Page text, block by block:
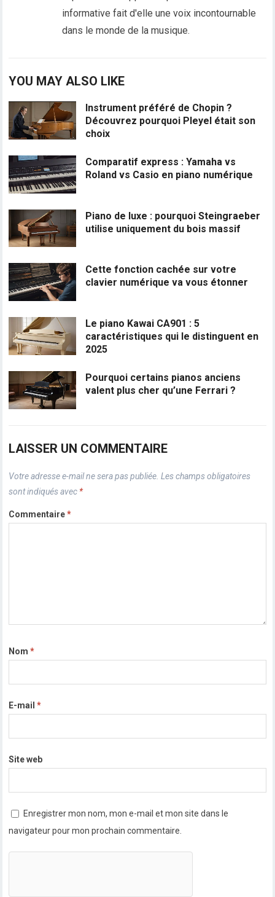
informative fait d'elle une voix incontournable
dans le monde de la musique.
YOU MAY ALSO LIKE
Instrument préféré de Chopin ?
Découvrez pourquoi Pleyel était son
choix
Comparatif express : Yamaha vs
Roland vs Casio en piano numérique
Piano de luxe : pourquoi Steingraeber
utilise uniquement du bois massif
Cette fonction cachée sur votre
clavier numérique va vous étonner
Le piano Kawai CA901 : 5
caractéristiques qui le distinguent en
2025
Pourquoi certains pianos anciens
valent plus cher qu’une Ferrari ?
LAISSER UN COMMENTAIRE
Votre adresse e-mail ne sera pas publiée. Les champs obligatoires
sont indiqués avec *
Commentaire*
Nom*
E-mail*
Site web
Enregistrer mon nom, mon e-mail et mon site dans le
navigateur pour mon prochain commentaire.